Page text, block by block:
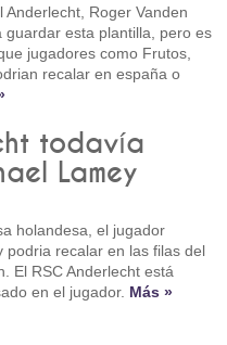
Anderlecht, Roger Vanden
guardar esta plantilla, pero es
jugadores como Frutos,
recalar en españa o
todavía
Lamey
holandesa, el jugador
podria recalar en las filas del
El RSC Anderlecht está
en el jugador. Más »